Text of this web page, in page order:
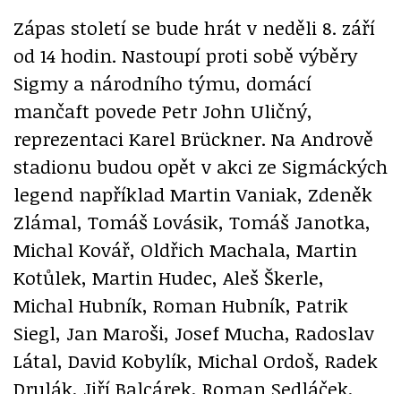
Zápas století se bude hrát v neděli 8. září
od 14 hodin. Nastoupí proti sobě výběry
Sigmy a národního týmu, domácí
mančaft povede Petr John Uličný,
reprezentaci Karel Brückner. Na Andrově
stadionu budou opět v akci ze Sigmáckých
legend například Martin Vaniak, Zdeněk
Zlámal, Tomáš Lovásik, Tomáš Janotka,
Michal Kovář, Oldřich Machala, Martin
Kotůlek, Martin Hudec, Aleš Škerle,
Michal Hubník, Roman Hubník, Patrik
Siegl, Jan Maroši, Josef Mucha, Radoslav
Látal, David Kobylík, Michal Ordoš, Radek
Drulák, Jiří Balcárek, Roman Sedláček,